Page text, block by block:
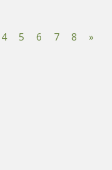
4 5 6 7 8 »